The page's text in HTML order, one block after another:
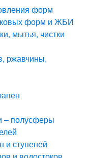
форм
форм и ЖБИ
мытья, чистки
ржавчины,
– полусферы
и ступеней